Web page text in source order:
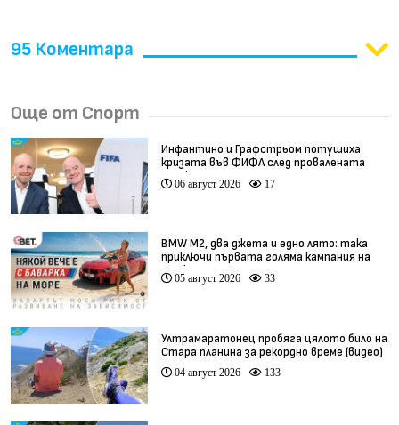
95 Коментара
Още от Спорт
Инфантино и Графстрьом потушиха
кризата във ФИФА след провалената
сделка
06 август 2026 17
BMW М2, два джета и едно лято: така
приключи първата голяма кампания на
BET.bg
05 август 2026 33
Ултрамаратонец пробяга цялото било на
Стара планина за рекордно време (видео)
04 август 2026 133